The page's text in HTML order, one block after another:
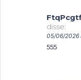
disse:
05/06/2026
555